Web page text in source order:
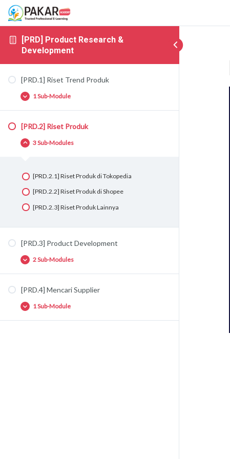
[PRD] Product Research &
Development
[PRD.1] Riset Trend Produk
1 Sub-Module
[PRD.1.1] Riset Trend Produk
[PRD.2] Riset Produk
3 Sub-Modules
[PRD.2.1] Riset Produk di Tokopedia
[PRD.2.2] Riset Produk di Shopee
[PRD.2.3] Riset Produk Lainnya
[PRD.3] Product Development
2 Sub-Modules
[PRD.3.1] Pengembangan Produk dengan
Metode SCAMPER
[PRD.4] Mencari Supplier
1 Sub-Module